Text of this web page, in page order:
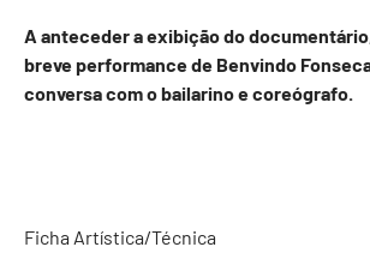
A anteceder a exibição do
breve performance de Benvindo
conversa com o bailarino e coreógrafo.
Ficha Artística/Técnica